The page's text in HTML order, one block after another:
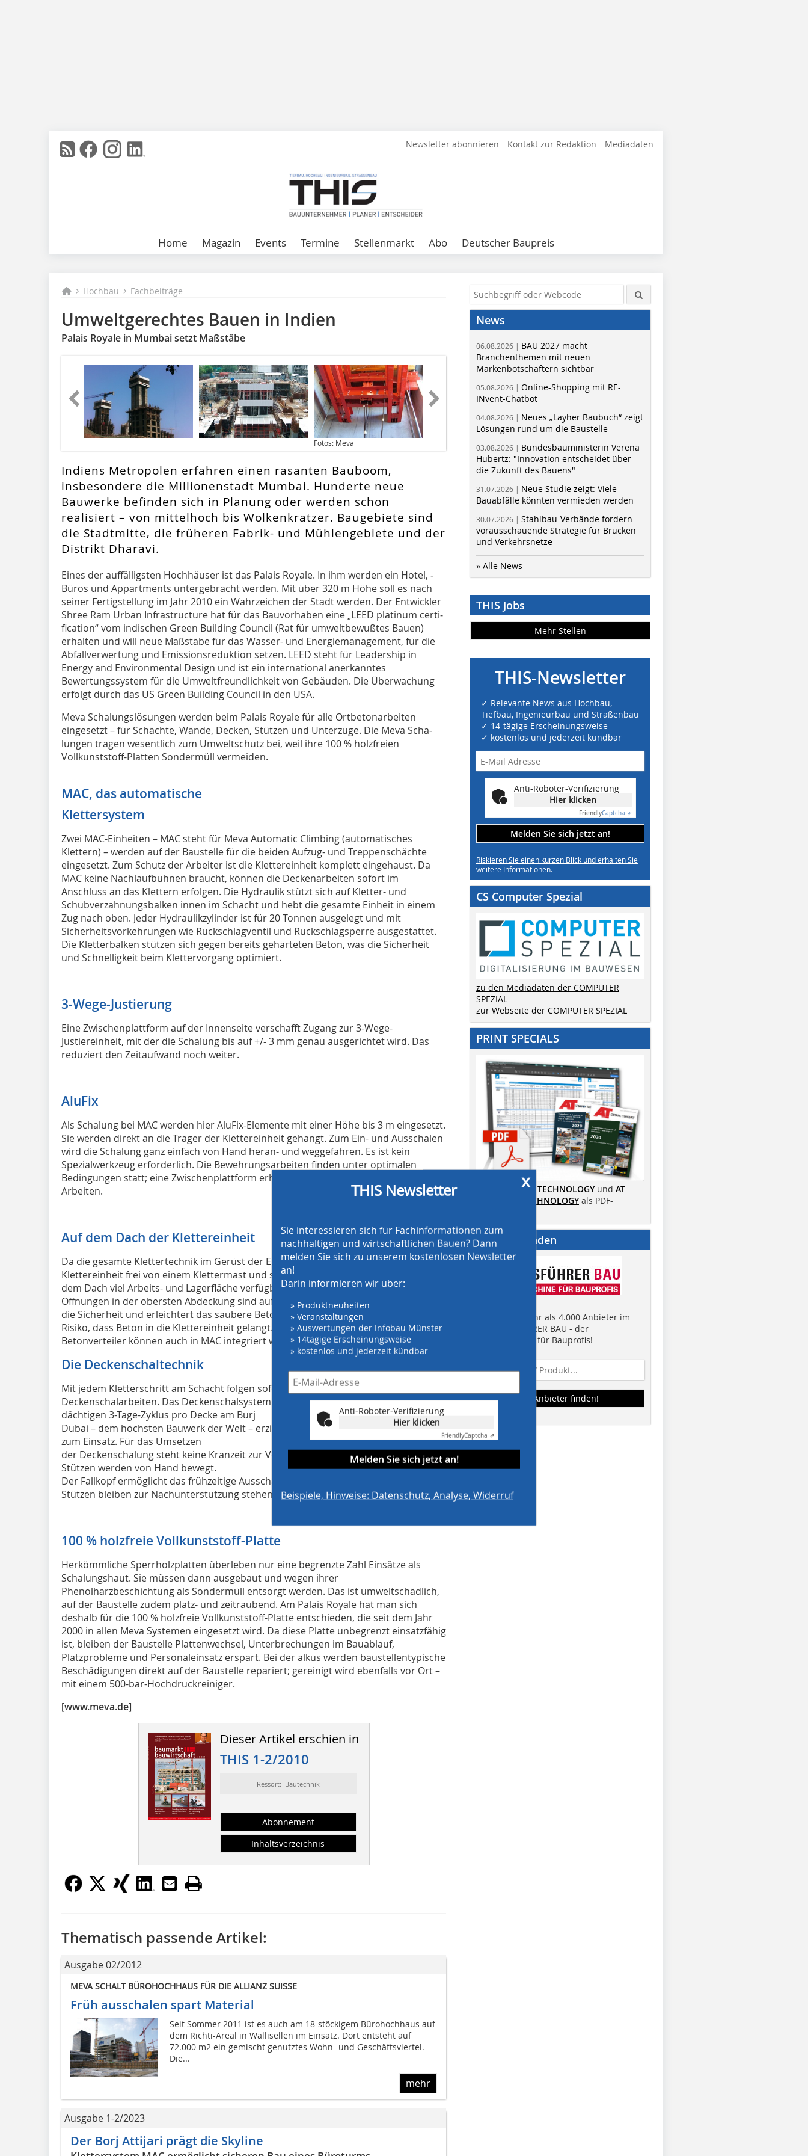
Newsletter abonnieren Kontakt zur Redaktion Mediadaten
Home Magazin Events Termine Stellenmarkt Abo Deutscher Baupreis
Hochbau Fachbeiträge
Umweltgerechtes Bauen in Indien
Palais Royale in Mumbai setzt Maßstäbe
Fotos: Meva
Indiens Metropolen erfahren einen rasanten Bauboom,
insbesondere die Millionenstadt Mumbai. Hunderte neue
Bauwerke befinden sich in Planung oder werden schon
realisiert – von mittelhoch bis Wolkenkratzer. Baugebiete sind
die Stadtmitte, die früheren Fabrik- und Mühlengebiete und der
Distrikt Dharavi.
Eines der auffälligsten Hochhäuser ist das Palais Royale. In ihm werden ein Hotel, ­
Büros und Appartments untergebracht werden. Mit über 320 m Höhe soll es nach
seiner Fertig­stellung im Jahr 2010 ein Wahr­zeichen der Stadt werden. Der Entwick­ler
Shree Ram Urban Infrastructure hat für das Bauvorhaben eine „LEED platinum certi­
fi­cation“ vom indischen Green Building Council (Rat für umweltbewußtes Bauen)
erhalten und will neue Maßstäbe für das Wasser- und Energiemanagement, für die
Abfallverwertung und Emissionsreduktion setzen. LEED steht für Leadership in
Energy and Environmental Design und ist ein international anerkanntes
Bewertungssystem für die Umweltfreundlichkeit von Gebäuden. Die Überwachung
erfolgt durch das US Green Building Council in den USA.
Meva Schalungslösungen werden beim Palais Royale für alle Ortbetonarbeiten
eingesetzt – für Schächte, Wände, Decken, Stützen und Unterzüge. Die Meva Scha­
lungen tragen wesentlich zum Umweltschutz bei, weil ihre 100 % holzfreien
Vollkunststoff-Platten Sondermüll vermeiden.
MAC, das automatische
Klettersystem
Zwei MAC-Einheiten – MAC steht für Meva Automatic Climbing (automatisches
Klettern) – werden auf der Baustelle für die beiden Aufzug- und Treppenschächte
eingesetzt. Zum Schutz der Arbeiter ist die Klettereinheit komplett eingehaust. Da
MAC keine Nachlaufbühnen braucht, können die Deckenarbeiten sofort im
Anschluss an das Klettern erfolgen. Die Hydraulik stützt sich auf Kletter- und
Schubverzahnungsbalken innen im Schacht und hebt die gesamte Einheit in einem
Zug nach oben. Jeder Hydraulikzylinder ist für 20 Tonnen ausgelegt und mit
Sicherheitsvorkehrungen wie Rückschlagventil und Rückschlagsperre ausge­stat­tet.
Die Kletterbalken stützen sich gegen bereits gehärteten Beton, was die Sicher­heit
und Schnelligkeit beim Kletter­vorgang optimiert.
3-Wege-Justierung
Eine Zwischenplattform auf der Innenseite verschafft Zugang zur 3-Wege-
Justiereinheit, mit der die Schalung bis auf +/- 3 mm genau ausgerichtet wird. Das
reduziert den Zeitaufwand noch weiter.
AluFix
Als Schalung bei MAC werden hier AluFix-Elemente mit einer Höhe bis 3 m eingesetzt.
Sie werden direkt an die Träger der Klettereinheit gehängt. Zum Ein- und Ausschalen
wird die Schalung ganz einfach von Hand heran- und weggefahren. Es ist kein
Spezial­werkzeug erforderlich. Die Bewehrungsarbeiten finden unter optimalen
Bedingungen statt; eine Zwischenplattform erhöht zudem die Sicherheit beim
Arbeiten.
Auf dem Dach der Klettereinheit
Da die gesamte Klettertechnik im Gerüst der Einheit verankert ist, ist das Dach der
Klettereinheit frei von einem Klettermast und sonstiger Mechanik. Dadurch ist auf
dem Dach viel Arbeits- und Lagerfläche verfügbar, z.B. für die Bewehrung. Die
Öffnun­gen in der obersten Abdeckung sind auf ein Minimum reduziert; das erhöht
die Sicherheit und erleichtert das saubere Betonieren mit Einfülltrichter – ohne das
Risiko, dass Beton in die Klettereinheit gelangt. Die Betonpumpe und der
Betonverteiler können auch in MAC integriert werden.
Die Deckenschaltechnik
Mit jedem Kletterschritt am Schacht folgen sofort die
Deckenschalarbeiten. Das Decken­schalsystem MevaDec, das einen rekordver­
dächtigen 3-Tage-Zyklus pro Decke am Burj
Dubai – dem höchsten Bauwerk der Welt – erzielte, kommt auch beim Palais Royale
zum Einsatz. Für das Umsetzen
der Deckenschalung steht keine Kranzeit zur Verfügung; die Elemente, Träger und
Stützen werden von Hand bewegt.
Der Fallkopf ermöglicht das frühzeitige Ausschalen der Elemente und Träger; die
Stützen bleiben zur Nachunterstützung stehen.
100 % holzfreie Vollkunst­stoff-Platte
Herkömmliche Sperrholzplatten überleben nur eine begrenzte Zahl Einsätze als
Schalungshaut. Sie müssen dann ausgebaut und wegen ihrer
Phenolharzbeschichtung als Sondermüll entsorgt werden. Das ist umweltschädlich,
auf der Baustelle zudem platz- und zeitraubend. Am Palais Royale hat man sich
deshalb für die 100 % holzfreie Vollkunststoff-Platte entschieden, die seit dem Jahr
2000 in allen Meva Systemen eingesetzt wird. Da diese Platte unbegrenzt einsatzfähig
ist, bleiben der Baustelle Plattenwechsel, Unterbrechungen im Bauablauf,
Platzprobleme und Personaleinsatz erspart. Bei der alkus werden baustellentypische
Beschädigungen direkt auf der Baustelle repariert; gereinigt wird ebenfalls vor Ort –
mit einem 500-bar-Hochdruckreiniger.
[www.meva.de]
Dieser Artikel erschien in
THIS 1-2/2010
Ressort: Bautechnik
Abonnement
Inhaltsverzeichnis
x
THIS Newsletter
Sie interessieren sich für Fachinformationen zum
nachhaltigen und wirtschaftlichen Bauen? Dann
melden Sie sich zu unserem kostenlosen Newsletter
an!
Darin informieren wir über:
» Produktneuheiten
» Veranstaltungen
» Auswertungen der Infobau Münster
» 14tägige Erscheinungsweise
» kostenlos und jederzeit kündbar
Anti-Roboter-Verifizierung
Hier klicken
FriendlyCaptcha ⇗
Melden Sie sich jetzt an!
Beispiele, Hinweise: Datenschutz, Analyse, Widerruf
Thematisch passende Artikel:
Ausgabe 02/2012
MEVA SCHALT BÜROHOCHHAUS FÜR DIE ALLIANZ SUISSE
Früh ausschalen spart Material
Seit Sommer 2011 ist es auch am 18-stöckigem Bürohochhaus auf
dem Richti-Areal in Wallisellen im Einsatz. Dort entsteht auf
72.000 m2 ein gemischt genutztes Wohn- und Geschäftsviertel.
Die...
mehr
Ausgabe 1-2/2023
Der Borj Attijari prägt die Skyline
News
06.08.2026 | BAU 2027 macht
Branchenthemen mit neuen
Markenbotschaftern sichtbar
05.08.2026 | Online-Shopping mit RE-
INvent-Chatbot
04.08.2026 | Neues „Layher Baubuch“ zeigt
Lösungen rund um die Baustelle
03.08.2026 | Bundesbauministerin Verena
Hubertz: "Innovation entscheidet über
die Zukunft des Bauens"
31.07.2026 | Neue Studie zeigt: Viele
Bauabfälle könnten vermieden werden
30.07.2026 | Stahlbau-Verbände fordern
vorausschauende Strategie für Brücken
und Verkehrsnetze
» Alle News
THIS Jobs
Mehr Stellen
THIS-Newsletter
✓ Relevante News aus Hochbau,
Tiefbau, Ingenieurbau und Straßenbau
✓ 14-tägige Erscheinungsweise
✓ kostenlos und jederzeit kündbar
Anti-Roboter-Verifizierung
Hier klicken
FriendlyCaptcha ⇗
Melden Sie sich jetzt an!
Riskieren Sie einen kurzen Blick und erhalten Sie
weitere Informationen.
CS Computer Spezial
zu den Mediadaten der COMPUTER
SPEZIAL
zur Webseite der COMPUTER SPEZIAL
PRINT SPECIALS
AT SCREENING TECHNOLOGY und AT
CRUSHING TECHNOLOGY als PDF-
Anbieter finden
Finden Sie mehr als 4.000 Anbieter im
EINKAUFSFÜHRER BAU - der
Suchmaschine für Bauprofis!
Anbieter finden!